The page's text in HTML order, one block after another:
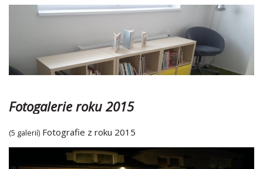
Fotogalerie roku 2015
(5 galerií) Fotografie z roku 2015